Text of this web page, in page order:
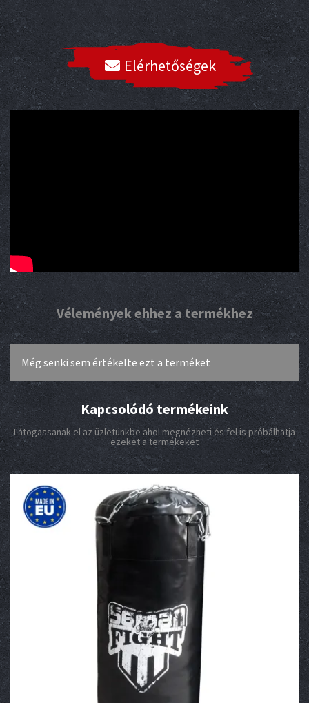
Elérhetőségek
Vélemények ehhez a termékhez
Még senki sem értékelte ezt a terméket
Kapcsolódó termékeink
Látogassanak el az üzletünkbe ahol megnézheti és fel is próbálhatja
ezeket a termékeket